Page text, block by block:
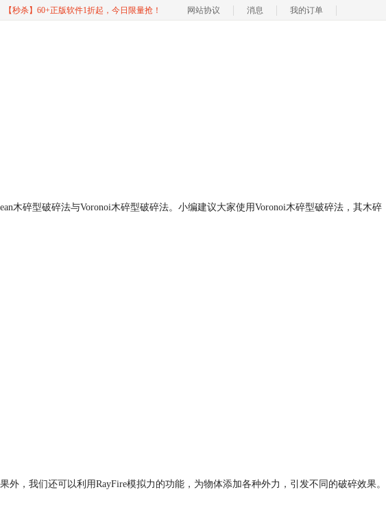
【秒杀】60+正版软件1折起，今日限量抢！ 网站协议 消息 我的订单
木碎型破碎法与Voronoi木碎型破碎法。小编建议大家使用Voronoi木碎型破碎法，其木碎
，我们还可以利用RayFire模拟力的功能，为物体添加各种外力，引发不同的破碎效果。